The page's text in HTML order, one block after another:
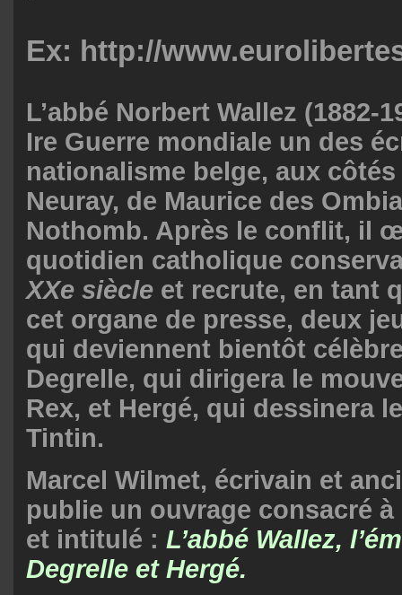
Ex: http://
L’abbé Norbert Wallez (1882-
Ire Guerre mondiale un des
nationalisme belge, aux
Neuray, de Maurice des
Nothomb. Après le conflit, il
quotidien catholique
XXe siècle et recrute, en tant
cet organe de presse, deux
qui deviennent bientôt
Degrelle, qui dirigera le
Rex, et Hergé, qui dessinera
Tintin.
Marcel Wilmet, écrivain et
publie un ouvrage consacré
et intitulé : L’abbé Wallez,
Degrelle et Hergé.